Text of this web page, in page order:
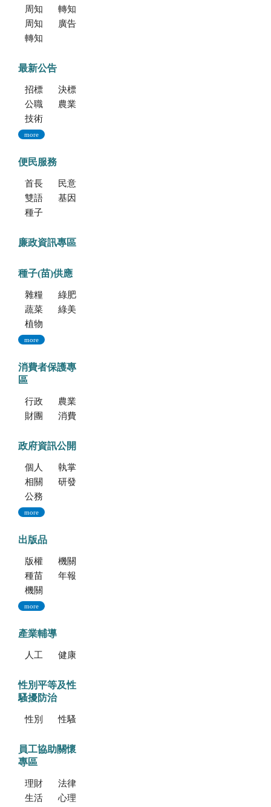
周知文化部「2027年文化部百大文化基地徵選獎勵簡章」，歡迎踴躍參加。
轉知考選部「115年建築師、技師、大地工程技師（第二階段考試）、 不動產經紀人、記帳士考試」報名訊息
周知文化部文化資產局訂於115年9月19日至20日辦理「2026年全國古蹟日活動」
廣告文宣「116年度軍公教員工待遇提升方案」政策圖文說明
轉知海洋委員會海洋保育署「2026海洋保育創意短影音競賽」活動資訊
最新公告
招標公告
決標公告
公職人員利益衝突迴避法身份揭露專區
農業新聞
技術移轉公告
more
便民服務
首長信箱
民意信箱
雙語學習專區
基因改造植物委託檢測服務
種子調製加工暨寄倉服務
廉政資訊專區
種子(苗)供應
雜糧種子
綠肥種子
蔬菜種子
綠美化種苗
植物組織培養
more
消費者保護專
區
行政院消費者保護會
農業部消費者保護專區
財團法人中華民國消費者文教基金會
消費者保護法
政府資訊公開
個人資料保護專區
執掌與組織
相關法規
研發成果
公務出國報告資訊網
more
出版品
版權聲明--本網站發表之所有文章，係為學術研究成果，不得引用於產品及食品之標示、宣傳及廣告。若不當引用，應自負法律責任。
機關簡介
種苗科技專訊
年報
機關誌
more
產業輔導
人工培植拖鞋蘭 健康種苗驗證
性別平等及性
騷擾防治
性別平等專區 性騷擾防治專區
員工協助關懷
專區
理財資源
法律資源
生活健康資源
心理資源